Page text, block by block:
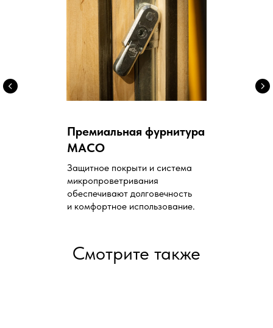
Премиальная фурнитура
MACO
Защитное покрыти и система
микропроветривания
обеспечивают долговечность
и комфортное использование.
Смотрите также